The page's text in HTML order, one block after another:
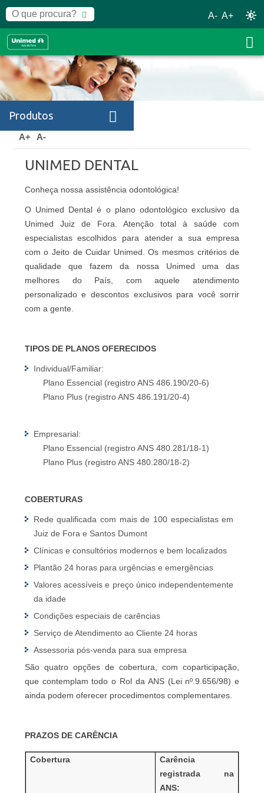
A- A+
Produtos
Home Produtos
A+ A-
UNIMED DENTAL
Conheça nossa assistência odontológica!
O Unimed Dental é o plano odontológico exclusivo da
Unimed Juiz de Fora. Atenção total à saúde com
especialistas escolhidos para atender a sua empresa
com o Jeito de Cuidar Unimed. Os mesmos critérios de
qualidade que fazem da nossa Unimed uma das
melhores do País, com aquele atendimento
personalizado e descontos exclusivos para você sorrir
com a gente.
TIPOS DE PLANOS OFERECIDOS
Individual/Familiar:
Plano Essencial (registro ANS 486.190/20-6)
Plano Plus (registro ANS 486.191/20-4)
Empresarial:
Plano Essencial (registro ANS 480.281/18-1)
Plano Plus (registro ANS 480.280/18-2)
COBERTURAS
Rede qualificada com mais de 100 especialistas em
Juiz de Fora e Santos Dumont
Clínicas e consultórios modernos e bem localizados
Plantão 24 horas para urgências e emergências
Valores acessíveis e preço único independentemente
da idade
Condições especiais de carências
Serviço de Atendimento ao Cliente 24 horas
Assessoria pós-venda para sua empresa
São quatro opções de cobertura, com coparticipação,
que contemplam todo o Rol da ANS (Lei nº.9.656/98) e
ainda podem oferecer procedimentos complementares.
PRAZOS DE CARÊNCIA
Cobertura
Carência
registrada na
ANS: